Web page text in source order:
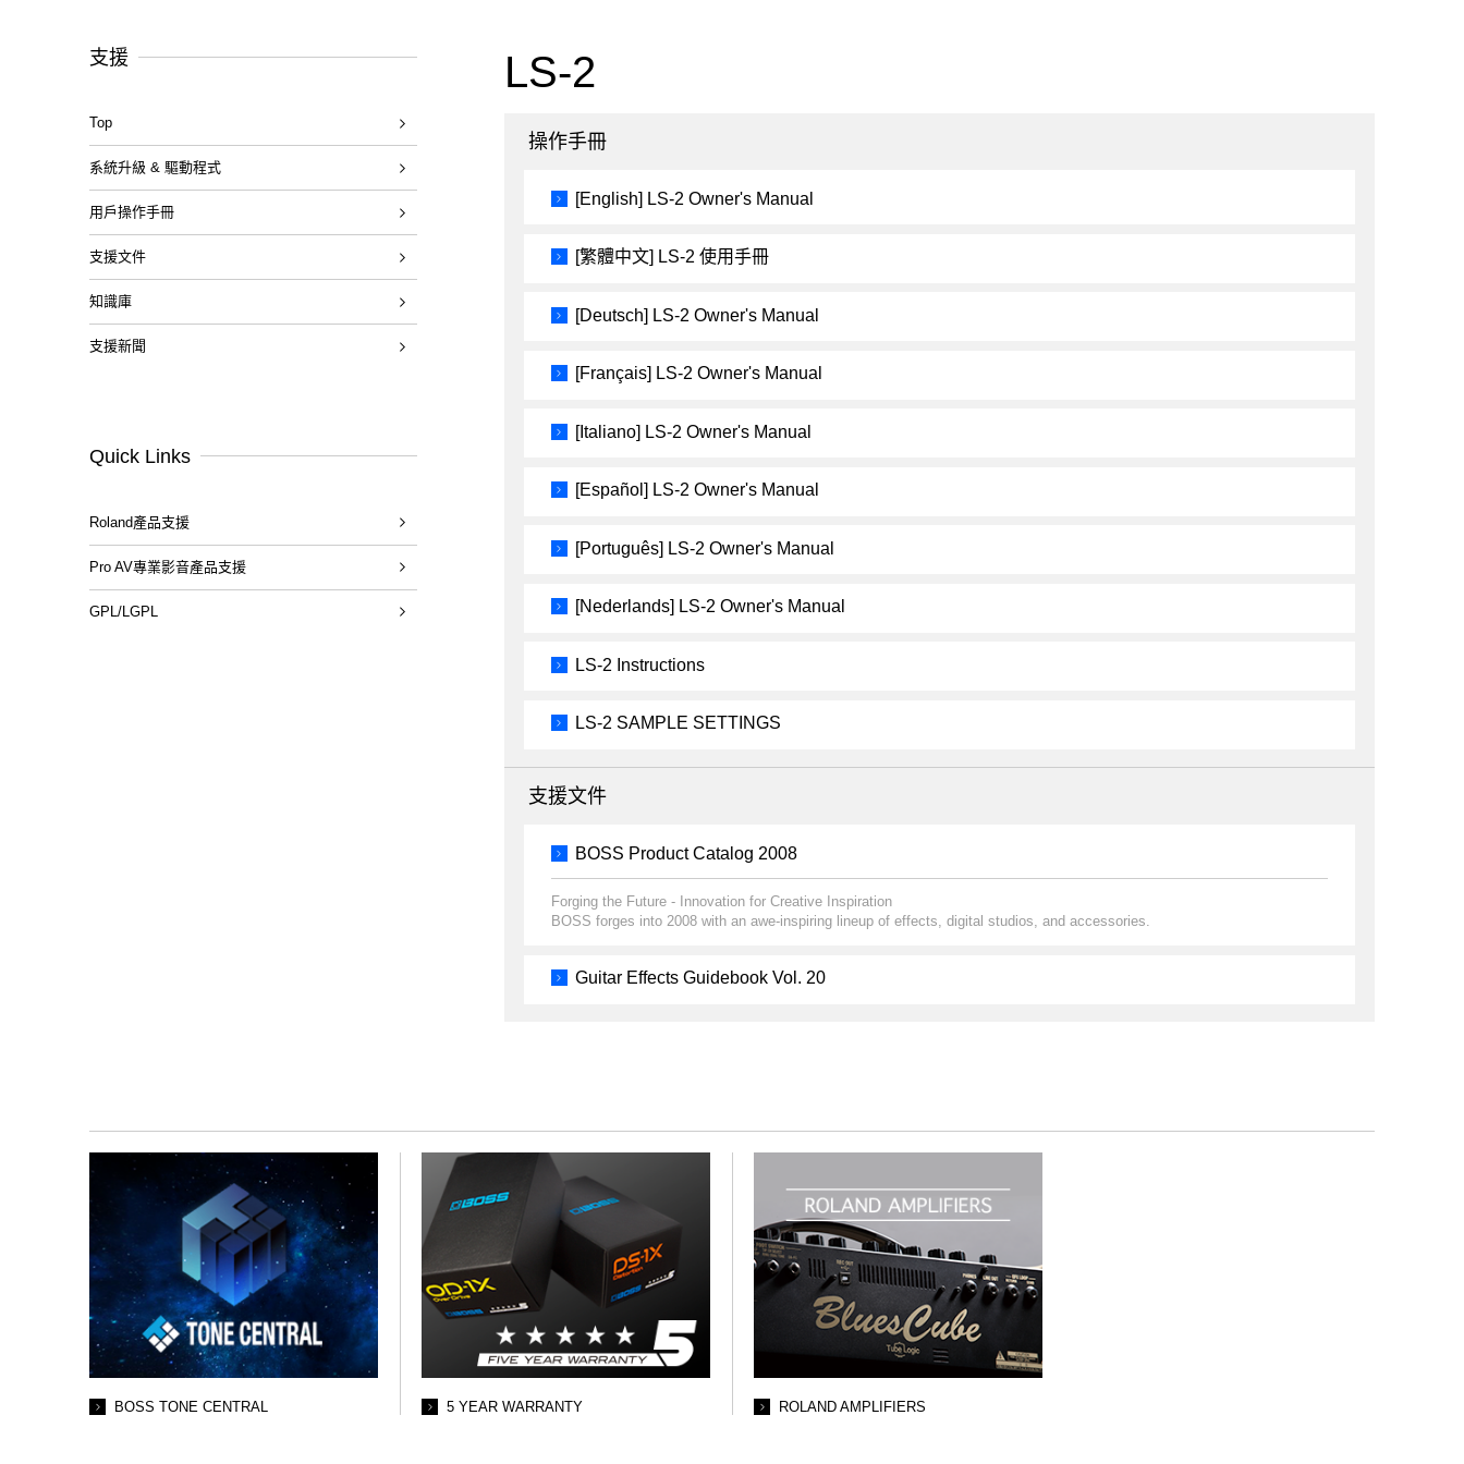
LS-2
操作手冊
[English] LS-2 Owner's Manual
[繁體中文] LS-2 使用手冊
[Deutsch] LS-2 Owner's Manual
[Français] LS-2 Owner's Manual
[Italiano] LS-2 Owner's Manual
[Español] LS-2 Owner's Manual
[Português] LS-2 Owner's Manual
[Nederlands] LS-2 Owner's Manual
LS-2 Instructions
LS-2 SAMPLE SETTINGS
支援文件
BOSS Product Catalog 2008
Forging the Future - Innovation for Creative Inspiration
BOSS forges into 2008 with an awe-inspiring lineup of effects, digital studios, and accessories.
Guitar Effects Guidebook Vol. 20
支援
Top
系統升級 & 驅動程式
用戶操作手冊
支援文件
知識庫
支援新聞
Quick Links
Roland產品支援
Pro AV專業影音產品支援
GPL/LGPL
BOSS TONE CENTRAL 5 YEAR WARRANTY ROLAND AMPLIFIERS